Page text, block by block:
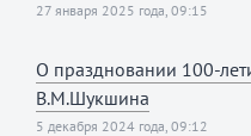
27 января 2025 года, 09:15
О праздновании 100-
В.М.Шукшина
5 декабря 2024 года, 09:12